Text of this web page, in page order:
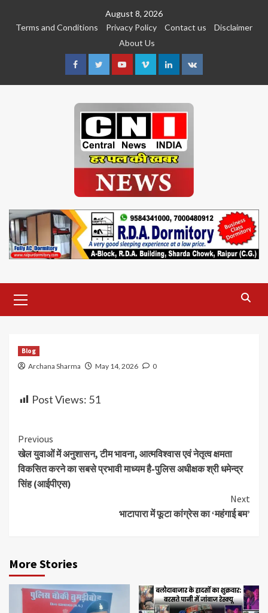
August 8, 2026
Terms and Conditions
Privacy Policy Contact us
Disclaimer
About Us
FacebookTwitterYoutubeVimeoLinkedin
VK
Menu
Blog
Archana Sharma May 14, 2026 0
Post Views: 51
Continue
Reading
Previous
खेल युवाओं में अनुशासन, टीम भावना, आत्मविश्वास एवं नेतृत्व क्षमता
विकसित करने का सबसे प्रभावी माध्यम है-पुलिस अधीक्षक श्री धमेन्द्र
सिंह (आईपीएस)
Next
भाटापारा में फूटा कांग्रेस का ‘महंगाई बम’
More Stories